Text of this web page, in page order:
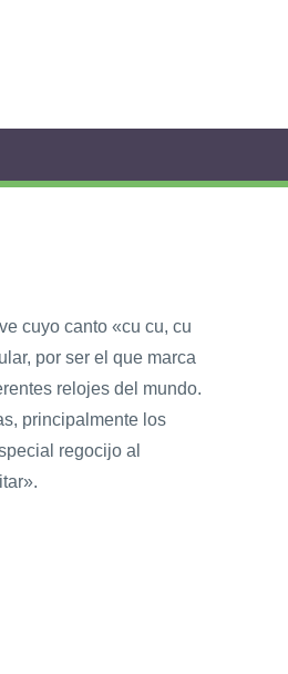
cuyo canto «cu cu, cu
por ser el que marca
relojes del mundo.
principalmente los
regocijo al